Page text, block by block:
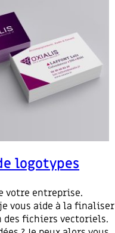
logotypes
votre entreprise.
vous aide à la finaliser
des fichiers vectoriels.